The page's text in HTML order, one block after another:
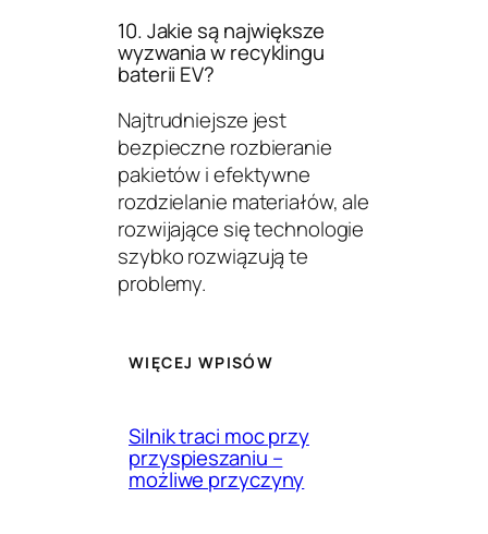
10. Jakie są największe
wyzwania w recyklingu
baterii EV?
Najtrudniejsze jest
bezpieczne rozbieranie
pakietów i efektywne
rozdzielanie materiałów, ale
rozwijające się technologie
szybko rozwiązują te
problemy.
WIĘCEJ WPISÓW
Silnik traci moc przy
przyspieszaniu –
możliwe przyczyny